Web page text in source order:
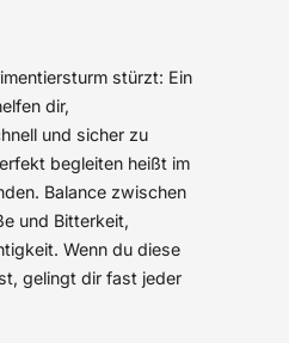
stürzt: Ein
dir,
und sicher zu
begleiten heißt im
Balance zwischen
und Bitterkeit,
Wenn du diese
gelingt dir fast jeder